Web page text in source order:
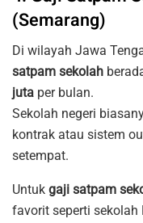
(Semarang)
Di wilayah Jawa
satpam sekolah
juta per bulan.
Sekolah negeri
kontrak atau sistem
setempat.
Untuk gaji satpam
favorit seperti sekolah